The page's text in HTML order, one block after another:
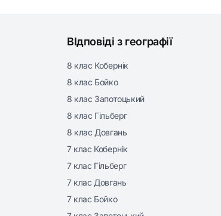
ВІдповіді з географії
8 клас Кобернік
8 клас Бойко
8 клас Запотоцький
8 клас Гільберг
8 клас Довгань
7 клас Кобернік
7 клас Гільберг
7 клас Довгань
7 клас Бойко